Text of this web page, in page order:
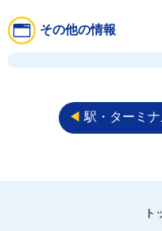
その他の情報
◀︎ 駅・ターミ
ト